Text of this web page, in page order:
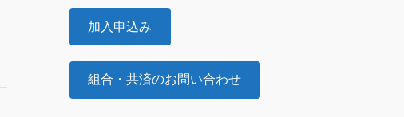
加入申込み
組合・共済のお問い合わせ